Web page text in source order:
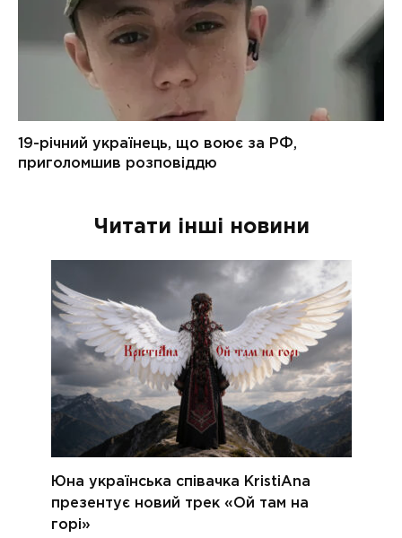
Читати інші новини
Юна українська співачка KristiAna
презентує новий трек «Ой там на
горі»